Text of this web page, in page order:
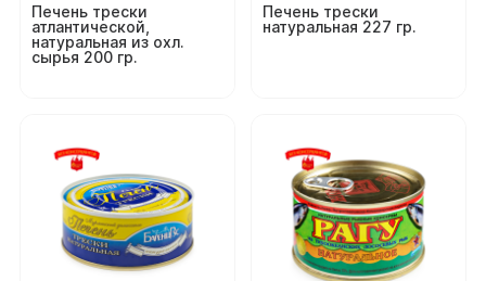
Печень трески
атлантической,
натуральная из охл.
сырья 200 гр.
Печень трески
натуральная 227 гр.